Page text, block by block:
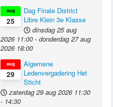
25
aug
Dag Finale District
Libre Klein 3e Klasse
dinsdag 25 aug
2026 11:00 - donderdag 27 aug
2026 18:00
29
aug
Algemene
Ledenvergadering Het
Sticht
zaterdag 29 aug 2026 11:30
- 14:30